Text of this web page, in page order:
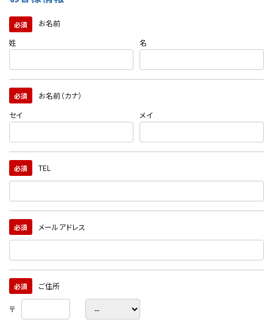
必須
お名前
姓
名
必須
お名前（カナ）
セイ
メイ
必須 TEL
必須 メールアドレス
必須 ご住所
〒